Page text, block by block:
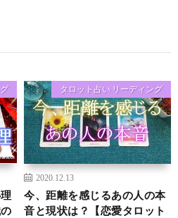
タロット占い リーディング
2020.12.13
今、距離を感じるあの人の本
音と現状は？【恋愛タロット